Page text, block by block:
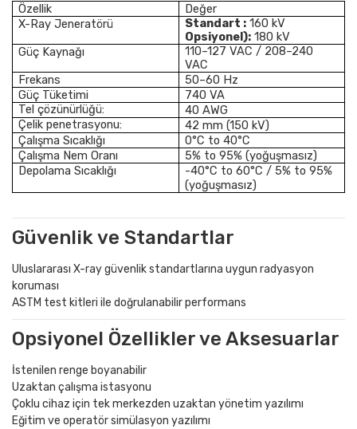
Özellik
Değer
X-Ray Jeneratörü
Standart : 160 kV
Opsiyonel): 180 kV
Güç Kaynağı
110–127 VAC / 208–240
VAC
Frekans
50–60 Hz
Güç Tüketimi
740 VA
Tel çözünürlüğü:
40 AWG
Çelik penetrasyonu:
42 mm (150 kV)
Çalışma Sıcaklığı
0°C to 40°C
Çalışma Nem Oranı
5% to 95% (yoğuşmasız)
Depolama Sıcaklığı
-40°C to 60°C / 5% to 95%
(yoğuşmasız)
Güvenlik ve Standartlar
Uluslararası X-ray güvenlik standartlarına uygun radyasyon
koruması
ASTM test kitleri ile doğrulanabilir performans
Opsiyonel Özellikler ve Aksesuarlar
İstenilen renge boyanabilir
Uzaktan çalışma istasyonu
Çoklu cihaz için tek merkezden uzaktan yönetim yazılımı
Eğitim ve operatör simülasyon yazılımı